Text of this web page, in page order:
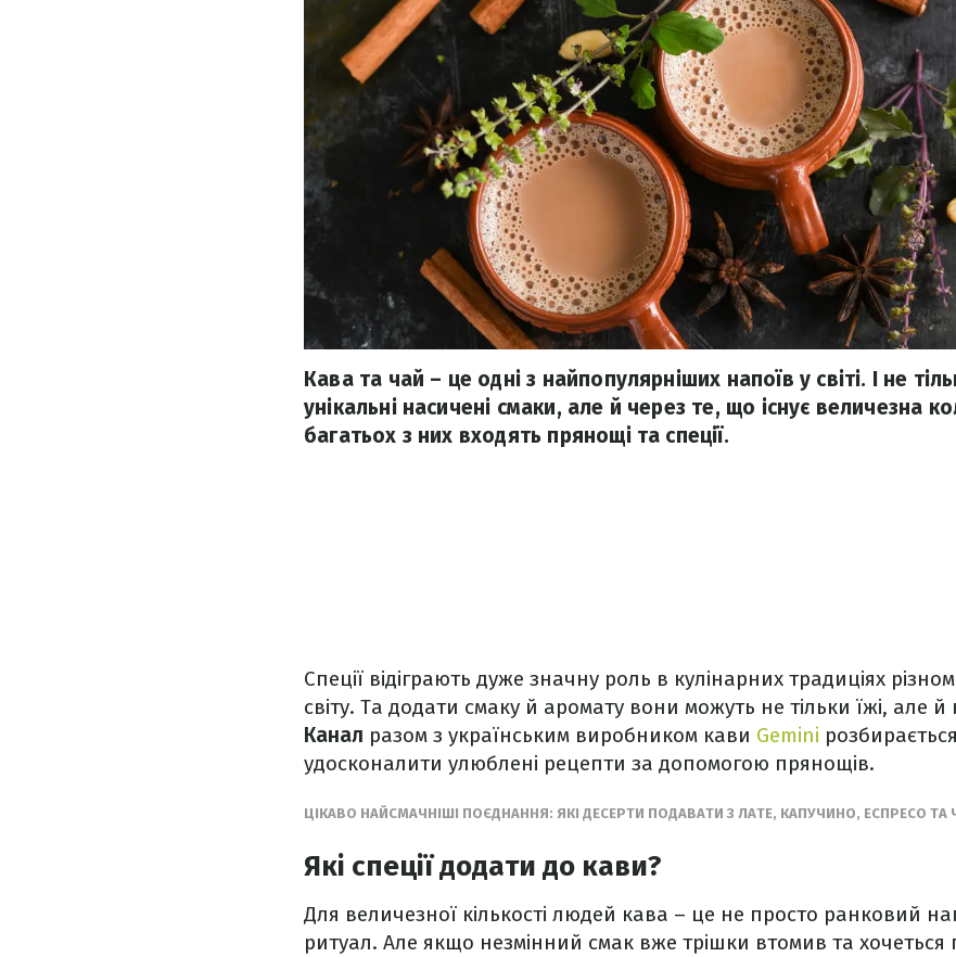
Кава та чай – це одні з найпопулярніших напоїв у світі. І не
унікальні насичені смаки, але й через те, що існує величезна
багатьох з них входять прянощі та спеції.
Спеції відіграють дуже значну роль в кулінарних традиціях
світу. Та додати смаку й аромату вони можуть не тільки їжі, але
Канал разом з українським виробником кави Gemini
удосконалити улюблені рецепти за допомогою прянощів.
ЦІКАВО НАЙСМАЧНІШІ ПОЄДНАННЯ: ЯКІ ДЕСЕРТИ ПОДАВАТИ З ЛАТЕ, КАПУЧИНО, ЕСПРЕСО ТА
Які спеції додати до кави?
Для величезної кількості людей кава – це не просто ранковий
ритуал. Але якщо незмінний смак вже трішки втомив та хочеться